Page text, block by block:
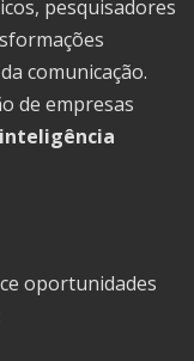
pesquisadores
comunicação.
de empresas
inteligência
oportunidades